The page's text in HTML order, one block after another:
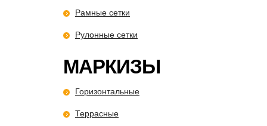
Рамные сетки
Рулонные сетки
МАРКИЗЫ
Горизонтальные
Террасные